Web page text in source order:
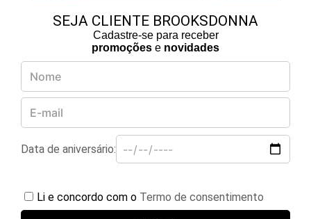
SEJA CLIENTE BROOKSDONNA
Cadastre-se para receber
promoções e novidades
Data de aniversário:
Li e concordo com o Termo de consentimento